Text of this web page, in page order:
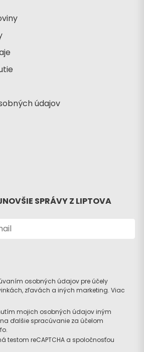
údajov
SPRÁVY Z LIPTOVA
osobných údajov pre účely
zľavách a iných marketing. Viac
mojich osobných údajov iným
ďalšie spracúvanie za účelom
testom reCAPTCHA a spoločnosťou